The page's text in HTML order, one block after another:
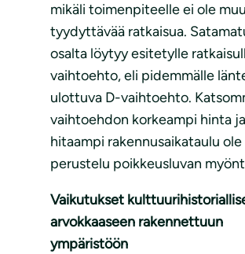
mikäli toimenpiteelle ei ole
tyydyttävää ratkaisua.
osalta löytyy esitetylle
vaihtoehto, eli pidemmälle
ulottuva D-vaihtoehto.
vaihtoehdon korkeampi hinta ja
hitaampi rakennusaikataulu
perustelu poikkeusluvan
Vaikutukset
arvokkaaseen rakennettuun
ympäristöön